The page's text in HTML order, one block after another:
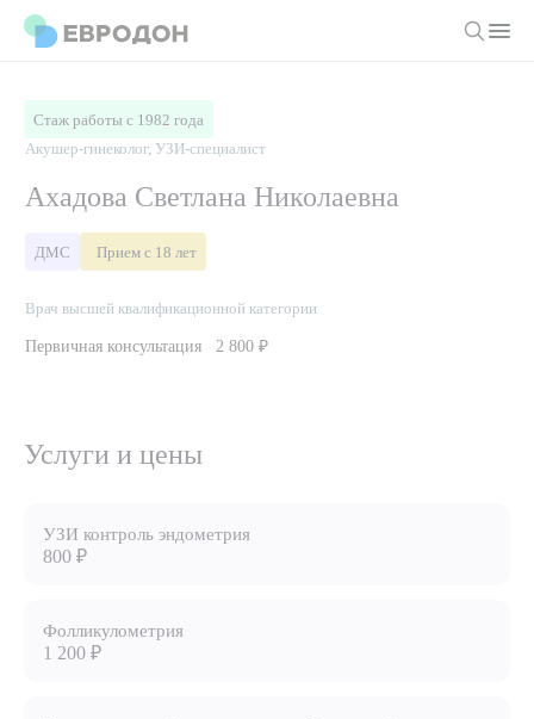
О компании
Статьи
Руководство клиники
Вакансии
Политика конфиденциальности
Врачи
Услуги и цены
Направления
Хирургический стационар
Подготовка к диагностике
Стаж работы с 1982 года
Акушер-гинеколог, УЗИ-специалист
Ахадова Светлана Николаевна
ДМС Прием с 18 лет
Врач высшей квалификационной категории
Первичная консультация 2 800 ₽
Услуги и цены
УЗИ контроль эндометрия
800 ₽
Фолликулометрия
1 200 ₽